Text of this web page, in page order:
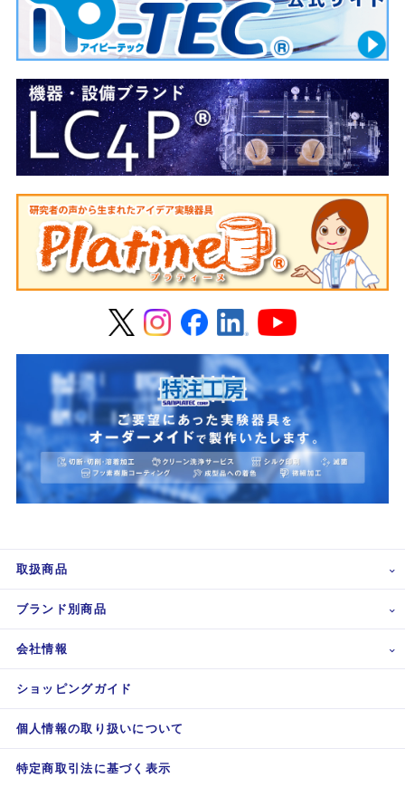
取扱商品
ブランド別商品
会社情報
ショッピングガイド
個人情報の取り扱いについて
特定商取引法に基づく表示